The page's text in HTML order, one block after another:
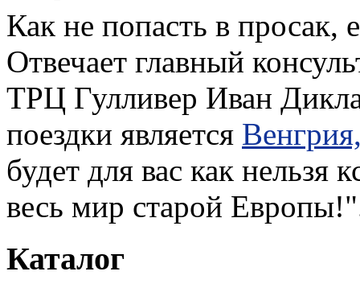
Как не попасть в просак,
Отвечает главный
ТРЦ Гулливер Иван
поездки является
будет для вас как нельзя
весь мир старой
Каталог